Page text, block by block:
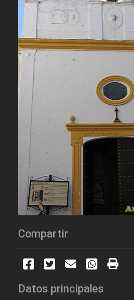
Compartir
Datos principales